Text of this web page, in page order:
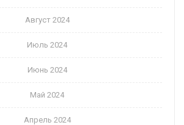
Август 2024
Июль 2024
Июнь 2024
Май 2024
Апрель 2024